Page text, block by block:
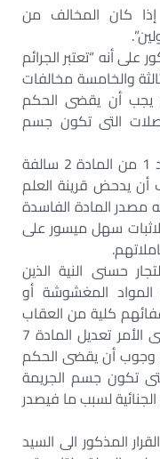
كان المخالف من
المذكور على أنه “تعتبر الجرائم
والخامسة مخالفات
يجب أن يقضى الحكم
التى تكون جسم
وقد رئى تعديل الفقرة الثانية من البند 1 من المادة 2 سالفة
أن يدحض قرينة العلم
مصدر المادة الفاسدة
سهل ميسور على
حسنى النية الذين
المغشوشة أو
كلية من العقاب
حتى عن جريمة المخالفة ولهذا اقتضى الأمر تعديل المادة 7
وجوب أن يقضى الحكم
تكون جسم الجريمة
لسبب ما فيصدر
المذكور الى السيد